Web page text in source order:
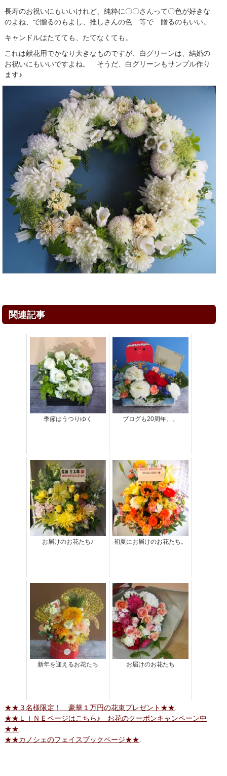
長寿のお祝いにもいいけれど、純粋に〇〇さんって〇色が好きな
のよね、で贈るのもよし、推しさんの色 等で 贈るのもいい。
キャンドルはたてても、たてなくても。
これは献花用でかなり大きなものですが、白グリーンは、結婚の
お祝いにもいいですよね。 そうだ、白グリーンもサンプル作り
ます♪
関連記事
季節はうつりゆく ブログも20周年。。
お届けのお花たち♪ 初夏にお届けのお花たち。
新年を迎えるお花たち お届けのお花たち
★★３名様限定！ 豪華１万円の花束プレゼント★★
★★ＬＩＮＥページはこちら♪ お花のクーポンキャンペーン中
★★
★★カノシェのフェイスブックページ★★